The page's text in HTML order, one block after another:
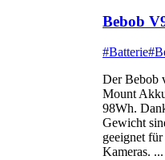
Bebob
#Batterie
Der Bebob
Mount
98Wh.
Gewicht
geeignet
Kameras. ...